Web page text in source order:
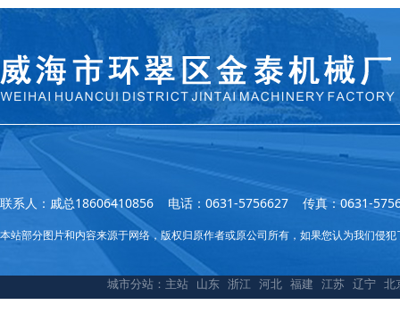
联系人：戚总18606410856 电话：0631-5756627 传真：0631-
本站部分图片和内容来源于网络，版权归原作者或原公司所有，如果您认为我们侵
城市分站： 主站 山东 浙江 河北 福建 江苏 辽宁 北